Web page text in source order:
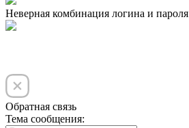
Неверная комбинация логина и пароля
Обратная связь
Тема сообщения: